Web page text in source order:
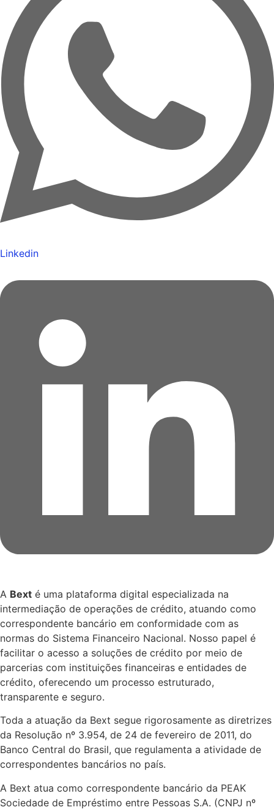
Linkedin
A Bext é uma plataforma digital especializada na
intermediação de operações de crédito, atuando como
correspondente bancário em conformidade com as
normas do Sistema Financeiro Nacional. Nosso papel é
facilitar o acesso a soluções de crédito por meio de
parcerias com instituições financeiras e entidades de
crédito, oferecendo um processo estruturado,
transparente e seguro.
Toda a atuação da Bext segue rigorosamente as diretrizes
da Resolução nº 3.954, de 24 de fevereiro de 2011, do
Banco Central do Brasil, que regulamenta a atividade de
correspondentes bancários no país.
A Bext atua como correspondente bancário da PEAK
Sociedade de Empréstimo entre Pessoas S.A. (CNPJ nº